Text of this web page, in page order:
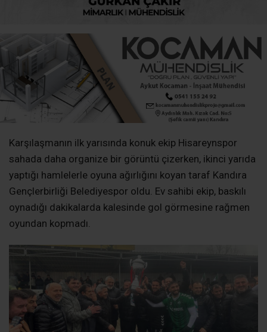
Karşılaşmanın ilk yarısında konuk ekip Hisareynspor
sahada daha organize bir görüntü çizerken, ikinci yarıda
yaptığı hamlelerle oyuna ağırlığını koyan taraf Kandıra
Gençlerbirliği Belediyespor oldu. Ev sahibi ekip, baskılı
oynadığı dakikalarda kalesinde gol görmesine rağmen
oyundan kopmadı.